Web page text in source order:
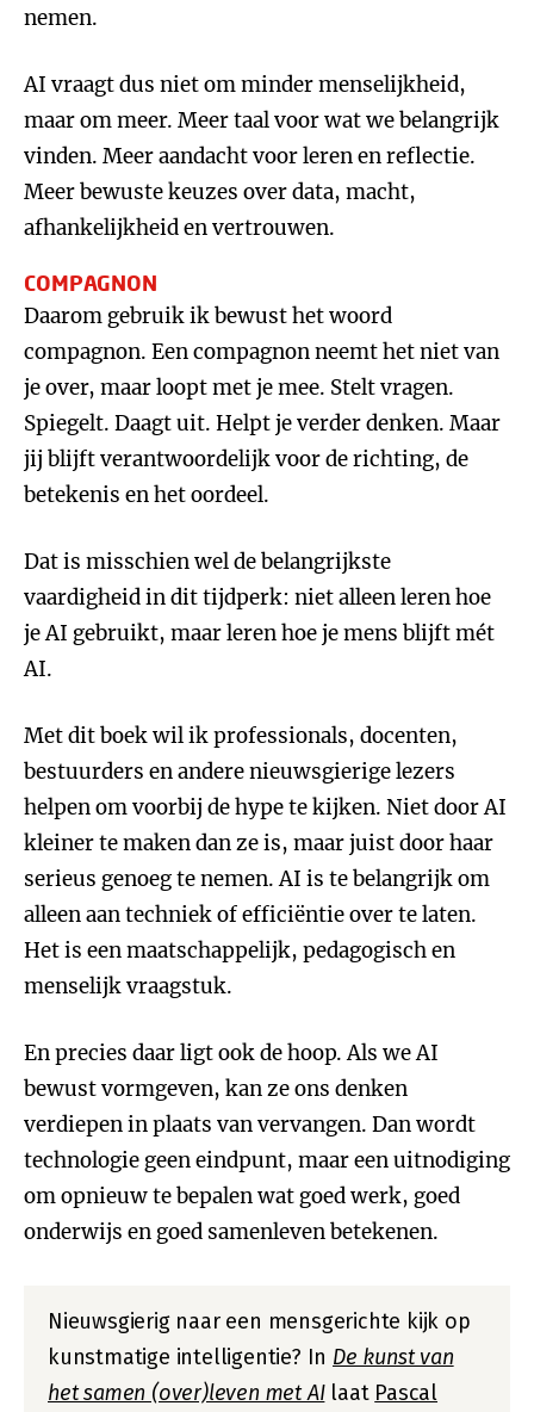
nemen.
AI vraagt dus niet om minder menselijkheid,
maar om meer. Meer taal voor wat we belangrijk
vinden. Meer aandacht voor leren en reflectie.
Meer bewuste keuzes over data, macht,
afhankelijkheid en vertrouwen.
COMPAGNON
Daarom gebruik ik bewust het woord
compagnon. Een compagnon neemt het niet van
je over, maar loopt met je mee. Stelt vragen.
Spiegelt. Daagt uit. Helpt je verder denken. Maar
jij blijft verantwoordelijk voor de richting, de
betekenis en het oordeel.
Dat is misschien wel de belangrijkste
vaardigheid in dit tijdperk: niet alleen leren hoe
je AI gebruikt, maar leren hoe je mens blijft mét
AI.
Met dit boek wil ik professionals, docenten,
bestuurders en andere nieuwsgierige lezers
helpen om voorbij de hype te kijken. Niet door AI
kleiner te maken dan ze is, maar juist door haar
serieus genoeg te nemen. AI is te belangrijk om
alleen aan techniek of efficiëntie over te laten.
Het is een maatschappelijk, pedagogisch en
menselijk vraagstuk.
En precies daar ligt ook de hoop. Als we AI
bewust vormgeven, kan ze ons denken
verdiepen in plaats van vervangen. Dan wordt
technologie geen eindpunt, maar een uitnodiging
om opnieuw te bepalen wat goed werk, goed
onderwijs en goed samenleven betekenen.
Nieuwsgierig naar een mensgerichte kijk op
kunstmatige intelligentie? In De kunst van
het samen (over)leven met AIlaat Pascal